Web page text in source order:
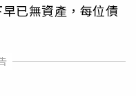
已無資產，每位債